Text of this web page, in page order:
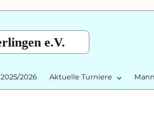
e.V.
2026 Aktuelle Turniere